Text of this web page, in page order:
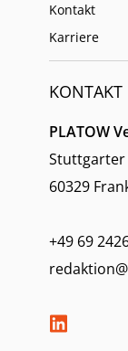
Kontakt
Karriere
KONTAKT
PLATOW
Stuttgarter
60329
+49 69